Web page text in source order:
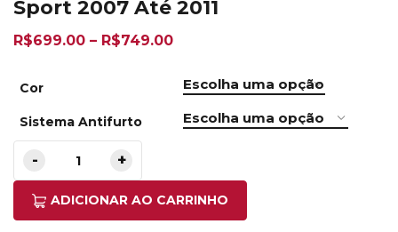
Sport 2007 Até 2011
R$699.00 – R$749.00
Cor
Sistema Antifurto
ADICIONAR AO CARRINHO